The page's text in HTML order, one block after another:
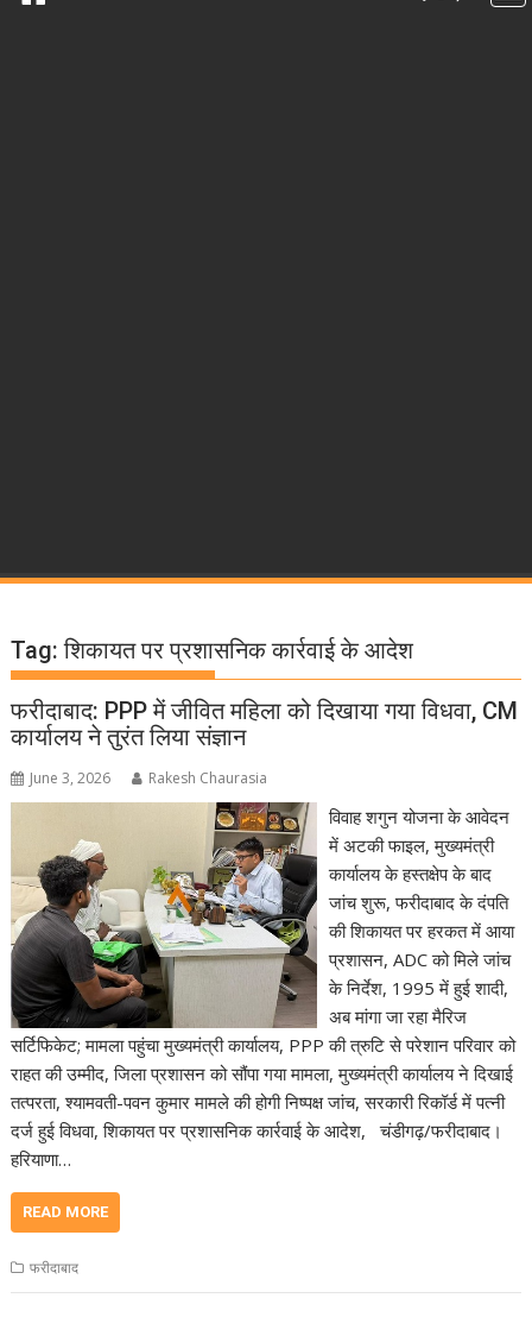
Tag:शिकायत पर प्रशासनिक कार्रवाई के आदेश
फरीदाबाद: PPP में जीवित महिला को दिखाया गया विधवा, CM
कार्यालय ने तुरंत लिया संज्ञान
June 3, 2026 Rakesh Chaurasia
विवाह शगुन योजना के आवेदन
में अटकी फाइल, मुख्यमंत्री
कार्यालय के हस्तक्षेप के बाद
जांच शुरू, फरीदाबाद के दंपति
की शिकायत पर हरकत में आया
प्रशासन, ADC को मिले जांच
के निर्देश, 1995 में हुई शादी,
अब मांगा जा रहा मैरिज
सर्टिफिकेट; मामला पहुंचा मुख्यमंत्री कार्यालय, PPP की त्रुटि से परेशान परिवार को
राहत की उम्मीद, जिला प्रशासन को सौंपा गया मामला, मुख्यमंत्री कार्यालय ने दिखाई
तत्परता, श्यामवती-पवन कुमार मामले की होगी निष्पक्ष जांच, सरकारी रिकॉर्ड में पत्नी
दर्ज हुई विधवा, शिकायत पर प्रशासनिक कार्रवाई के आदेश, चंडीगढ़/फरीदाबाद।
हरियाणा…
READ MORE
फरीदाबाद